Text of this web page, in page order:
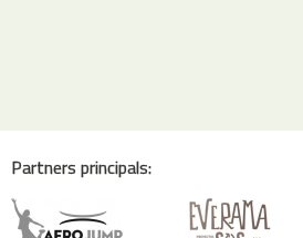
Partners principals: